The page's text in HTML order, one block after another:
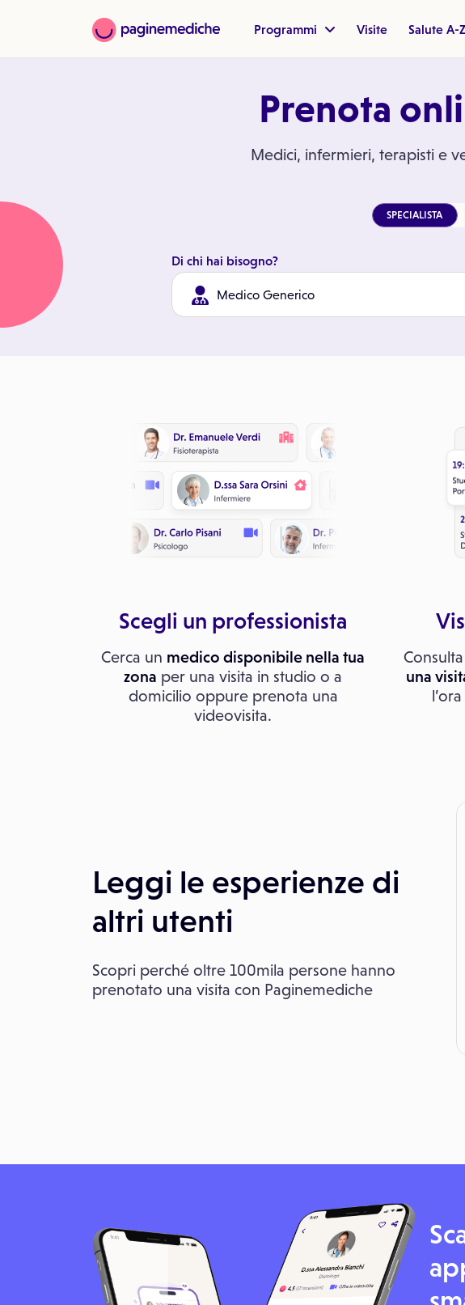
Programmi Visite Salute A-Z
Prenota
Medici, infermieri, terapisti e
SPECIALISTA
Di chi hai bisogno?
Scegli un professionista
Cerca un medico disponibile nella tua
zona per una visita in studio o a
domicilio oppure prenota una
videovisita.
una
Leggi le esperienze di
altri utenti
Scopri perché oltre 100mila persone hanno
prenotato una visita con Paginemediche